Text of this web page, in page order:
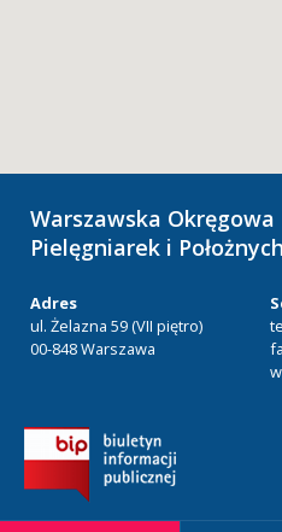
Warszawska Okręgowa
Pielęgniarek i Położnych
Adres
ul. Żelazna 59 (VII piętro)
00-848 Warszawa